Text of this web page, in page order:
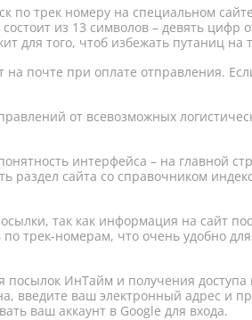
по трек номеру на специальном сайте
из 13 символов – девять цифр
для того, чтоб избежать путаниц на
почте при оплате отправления.
от всевозможных
интерфейса – на главной
раздел сайта со справочником
так как информация на сайт
трек-номерам, что очень удобно
ИнТайм и получения
введите ваш электронный адрес и
ваш аккаунт в Google для входа.